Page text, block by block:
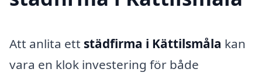
Att anlita ett städfirma i Kättilsmåla kan
vara en klok investering för både